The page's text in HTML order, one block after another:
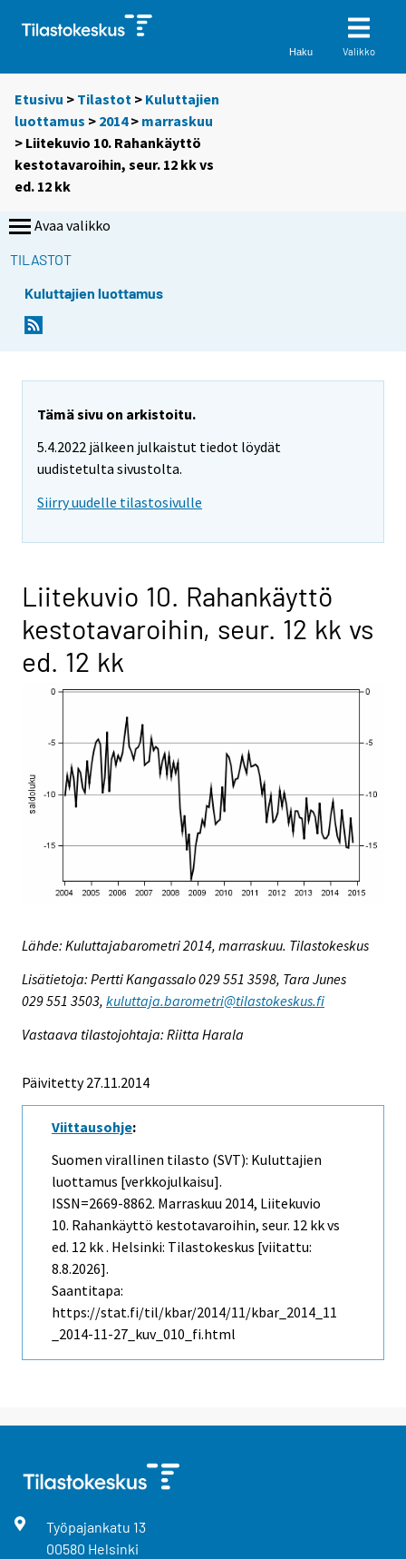
Haku Valikko
Etusivu > Tilastot > Kuluttajien
luottamus > 2014> marraskuu
> Liitekuvio 10. Rahankäyttö
kestotavaroihin, seur. 12 kk vs
ed. 12 kk
Avaa valikko
TILASTOT
Kuluttajien luottamus
Tämä sivu on arkistoitu.
5.4.2022 jälkeen julkaistut tiedot löydät
uudistetulta sivustolta.
Siirry uudelle tilastosivulle
Liitekuvio 10. Rahankäyttö
kestotavaroihin, seur. 12 kk vs
ed. 12 kk
Lähde: Kuluttajabarometri 2014, marraskuu. Tilastokeskus
Lisätietoja: Pertti Kangassalo 029 551 3598, Tara Junes
029 551 3503, kuluttaja.barometri@tilastokeskus.fi
Vastaava tilastojohtaja: Riitta Harala
Päivitetty 27.11.2014
Viittausohje:
Suomen virallinen tilasto (SVT): Kuluttajien
luottamus [verkkojulkaisu].
ISSN=2669-8862. Marraskuu 2014, Liitekuvio
10. Rahankäyttö kestotavaroihin, seur. 12 kk vs
ed. 12 kk . Helsinki: Tilastokeskus [viitattu:
8.8.2026].
Saantitapa:
https://stat.fi/til/kbar/2014/11/kbar_2014_11
_2014-11-27_kuv_010_fi.html
Työpajankatu 13
00580 Helsinki